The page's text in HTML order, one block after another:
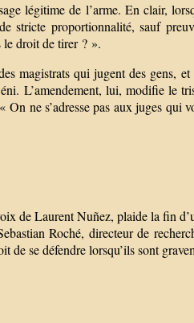
légitime de l’arme. En clair,
stricte proportionnalité, sauf
droit de tirer ? ».
magistrats qui jugent des gens, et
L’amendement, lui, modifie le
ne s’adresse pas aux juges qui
de Laurent Nuñez, plaide la fin
Roché, directeur de
se défendre lorsqu’ils sont